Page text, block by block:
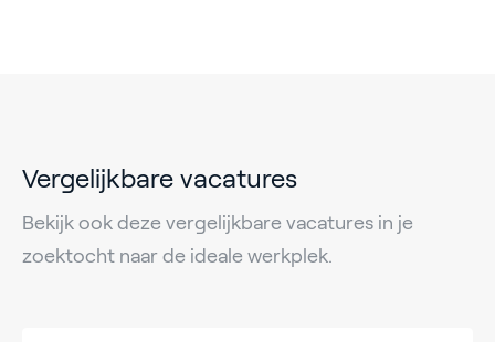
Vergelijkbare vacatures
Bekijk ook deze vergelijkbare vacatures in je
zoektocht naar de ideale werkplek.